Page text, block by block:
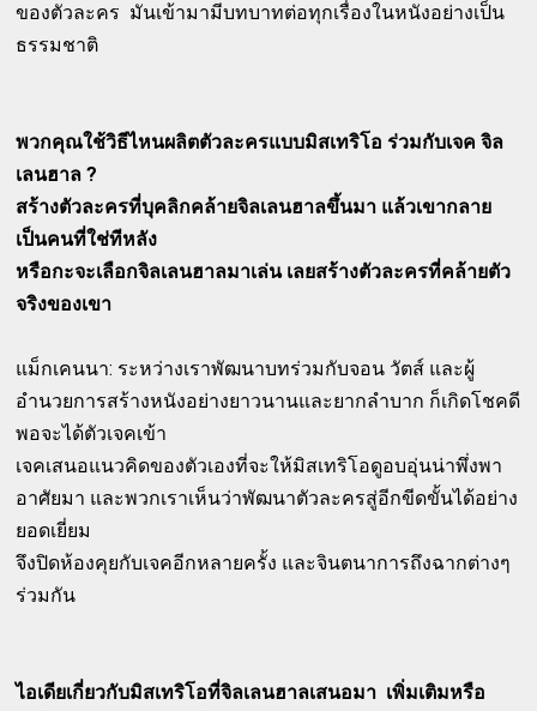
ของตัวละคร มันเข้ามามีบทบาทต่อทุกเรื่องในหนังอย่างเป็น
ธรรมชาติ
พวกคุณใช้วิธีไหนผลิตตัวละครแบบมิสเทริโอ ร่วมกับเจค จิล
เลนฮาล ?
สร้างตัวละครที่บุคลิกคล้ายจิลเลนฮาลขึ้นมา แล้วเขากลาย
เป็นคนที่ใช่ทีหลัง
หรือกะจะเลือกจิลเลนฮาลมาเล่น เลยสร้างตัวละครที่คล้ายตัว
จริงของเขา
แม็กเคนนา: ระหว่างเราพัฒนาบทร่วมกับจอน วัตส์ และผู้
อำนวยการสร้างหนังอย่างยาวนานและยากลำบาก ก็เกิดโชคดี
พอจะได้ตัวเจคเข้า
เจคเสนอแนวคิดของตัวเองที่จะให้มิสเทริโอดูอบอุ่นน่าพึ่งพา
อาศัยมา และพวกเราเห็นว่าพัฒนาตัวละครสู่อีกขีดขั้นได้อย่าง
ยอดเยี่ยม
จึงปิดห้องคุยกับเจคอีกหลายครั้ง และจินตนาการถึงฉากต่างๆ
ร่วมกัน
ไอเดียเกี่ยวกับมิสเทริโอที่จิลเลนฮาลเสนอมา เพิ่มเติมหรือ